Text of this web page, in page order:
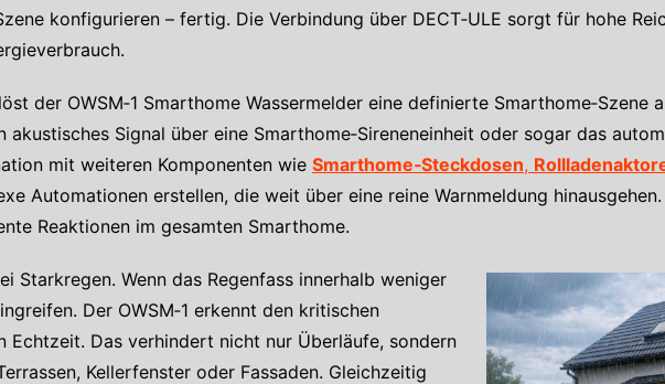
konfigurieren – fertig. Die Verbindung über DECT‑ULE sorgt für hohe
der OWSM‑1 Smarthome Wassermelder eine definierte Smarthome‑Szene
akustisches Signal über eine Smarthome‑Sireneneinheit oder sogar das
mit weiteren Komponenten wie Smarthome‑Steckdosen,
Automationen erstellen, die weit über eine reine Warnmeldung hinausgehen.
Reaktionen im gesamten Smarthome.
Starkregen. Wenn das Regenfass innerhalb weniger
Der OWSM‑1 erkennt den kritischen
Das verhindert nicht nur Überläufe, sondern
Kellerfenster oder Fassaden. Gleichzeitig